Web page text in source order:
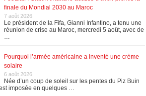
finale du Mondial 2030 au Maroc
7 août 2026
Le président de la Fifa, Gianni Infantino, a tenu une
réunion de crise au Maroc, mercredi 5 août, avec de
…
Pourquoi l’armée américaine a inventé une crème
solaire
6 août 2026
Née d’un coup de soleil sur les pentes du Piz Buin
imposée en quelques …